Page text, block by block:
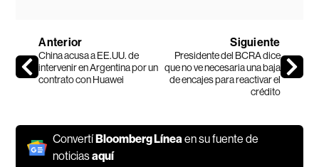
Anterior
China acusa a EE.UU. de
intervenir en Argentina por un
contrato con Huawei
Siguiente
Presidente del BCRA dice
que no ve necesaria una baja
de encajes para reactivar el
crédito
ConvertíBloomberg Líneaen su fuente de
noticiasaquí